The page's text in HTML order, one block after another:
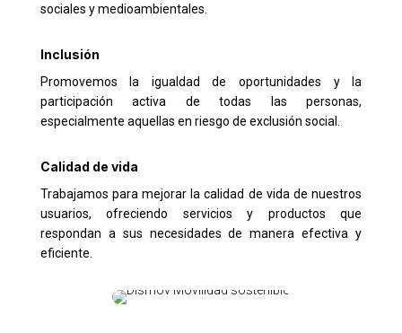
sociales y medioambientales.
Inclusión
Promovemos la igualdad de oportunidades y la
participación activa de todas las personas,
especialmente aquellas en riesgo de exclusión social.
Calidad de vida
Trabajamos para mejorar la calidad de vida de nuestros
usuarios, ofreciendo servicios y productos que
respondan a sus necesidades de manera efectiva y
eficiente.